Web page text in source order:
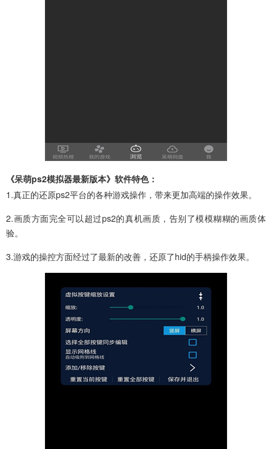
《呆萌ps2模拟器最新版本》软件特色：
1.真正的还原ps2平台的各种游戏操作，带来更加高端的操作效果。
2.画质方面完全可以超过ps2的真机画质，告别了模模糊糊的画质体
验。
3.游戏的操控方面经过了最新的改善，还原了hid的手柄操作效果。